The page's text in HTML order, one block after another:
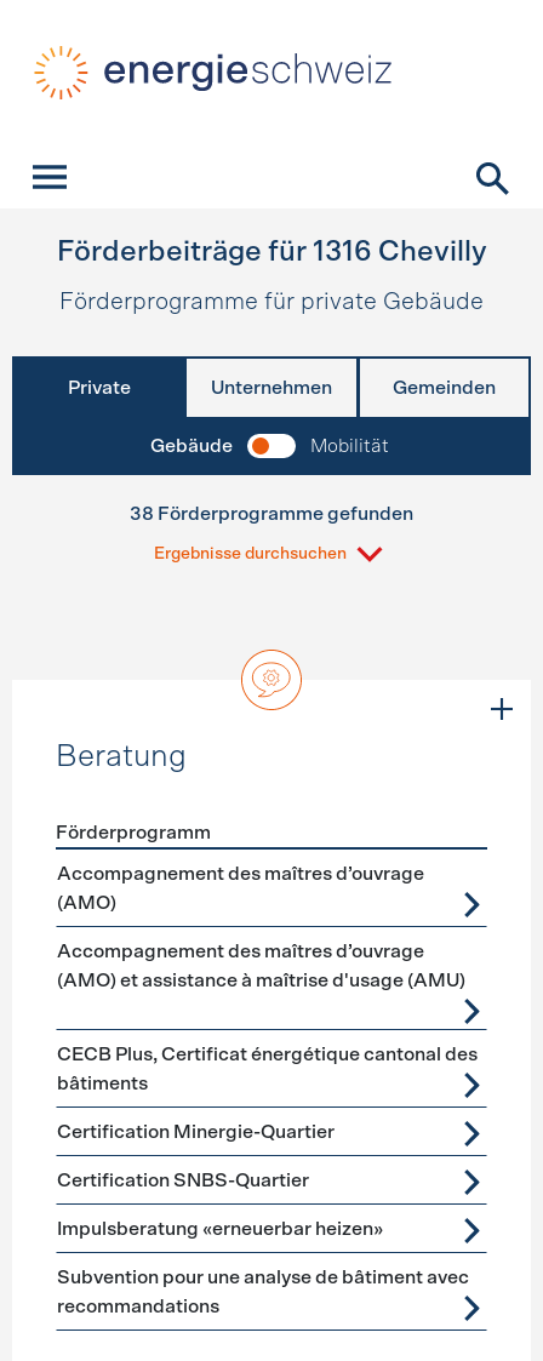
Förderbeiträge für 1316 Chevilly
Förderprogramme für private Gebäude
Private Unternehmen Gemeinden
Gebäude Mobilität
38 Förderprogramme gefunden
Ergebnisse durchsuchen
Beratung
Förderprogramme Beratung
Förderprogramm
Accompagnement des maîtres d’ouvrage
(AMO)
Accompagnement des maîtres d’ouvrage
(AMO) et assistance à maîtrise d'usage (AMU)
CECB Plus, Certificat énergétique cantonal des
bâtiments
Certification Minergie-Quartier
Certification SNBS-Quartier
Impulsberatung «erneuerbar heizen»
Subvention pour une analyse de bâtiment avec
recommandations